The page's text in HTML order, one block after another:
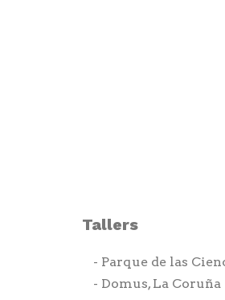
Tallers
Parque de las
Domus, La Coruña